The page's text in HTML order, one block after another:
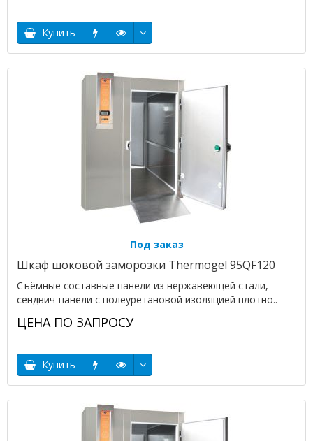
Купить
Под заказ
Шкаф шоковой заморозки Thermogel 95QF120
Съёмные составные панели из нержавеющей стали,
сендвич-панели с полеуретановой изоляцией плотно..
ЦЕНА ПО ЗАПРОСУ
Купить